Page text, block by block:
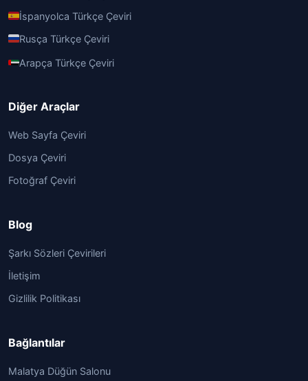
İspanyolca Türkçe Çeviri
Rusça Türkçe Çeviri
Arapça Türkçe Çeviri
Diğer Araçlar
Web Sayfa Çeviri
Dosya Çeviri
Fotoğraf Çeviri
Blog
Şarkı Sözleri Çevirileri
İletişim
Gizlilik Politikası
Bağlantılar
Malatya Düğün Salonu